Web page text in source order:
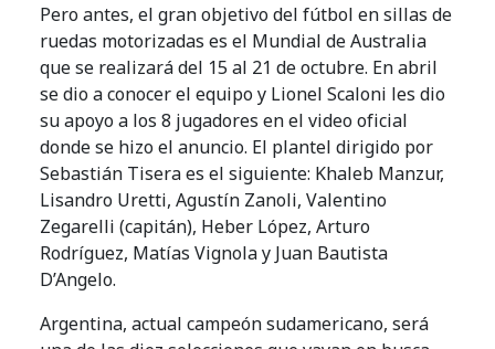
Pero antes, el gran objetivo del fútbol en sillas de
ruedas motorizadas es el Mundial de Australia
que se realizará del 15 al 21 de octubre. En abril
se dio a conocer el equipo y Lionel Scaloni les dio
su apoyo a los 8 jugadores en el video oficial
donde se hizo el anuncio. El plantel dirigido por
Sebastián Tisera es el siguiente: Khaleb Manzur,
Lisandro Uretti, Agustín Zanoli, Valentino
Zegarelli (capitán), Heber López, Arturo
Rodríguez, Matías Vignola y Juan Bautista
D’Angelo.
Argentina, actual campeón sudamericano, será